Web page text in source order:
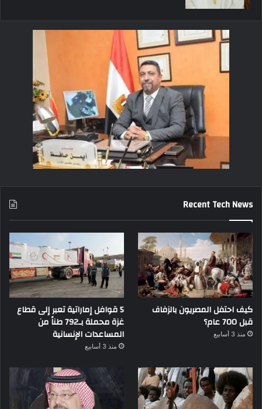
Recent Tech News
كيف احتفل المصريون بالزفاف
قبل 700 عام؟
منذ 3 أسابيع
5 قوافل إماراتية تعبر إلى قطاع
غزة محملة بـ792 طناً من
المساعدات الإنسانية
منذ 3 أسابيع